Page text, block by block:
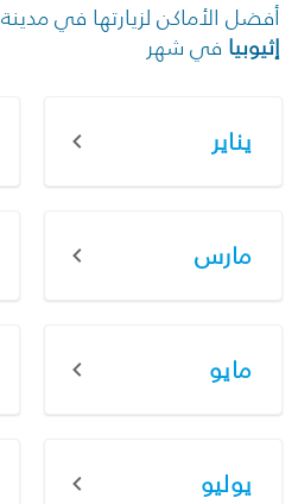
أفضل الأماكن لزيارتها في مدينة
إثيوبيا في شهر
يناير
مارس
مايو
يوليو